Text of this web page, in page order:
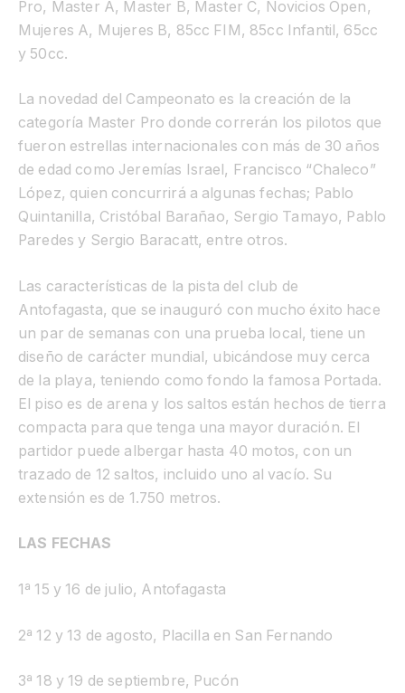
Pro, Master A, Master B, Master C, Novicios Open,
Mujeres A, Mujeres B, 85cc FIM, 85cc Infantil, 65cc
y 50cc.
La novedad del Campeonato es la creación de la
categoría Master Pro donde correrán los pilotos que
fueron estrellas internacionales con más de 30 años
de edad como Jeremías Israel, Francisco “Chaleco”
López, quien concurrirá a algunas fechas; Pablo
Quintanilla, Cristóbal Barañao, Sergio Tamayo, Pablo
Paredes y Sergio Baracatt, entre otros.
Las características de la pista del club de
Antofagasta, que se inauguró con mucho éxito hace
un par de semanas con una prueba local, tiene un
diseño de carácter mundial, ubicándose muy cerca
de la playa, teniendo como fondo la famosa Portada.
El piso es de arena y los saltos están hechos de tierra
compacta para que tenga una mayor duración. El
partidor puede albergar hasta 40 motos, con un
trazado de 12 saltos, incluido uno al vacío. Su
extensión es de 1.750 metros.
LAS FECHAS
1ª 15 y 16 de julio, Antofagasta
2ª 12 y 13 de agosto, Placilla en San Fernando
3ª 18 y 19 de septiembre, Pucón